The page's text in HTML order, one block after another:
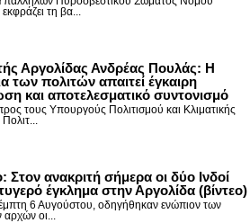
τη βα...
Αργολίδας Ανδρέας Πουλάς: Η
των πολιτών απαιτεί έγκαιρη
και αποτελεσματικό συντονισμό
τους Υπουργούς Πολιτισμού και Κλιματικής
Πολιτ...
Στον ανακριτή σήμερα οι δύο Ινδοί
έγκλημα στην Αργολίδα (βίντεο)
6 Αυγούστου, οδηγήθηκαν ενώπιον των
αρχών οι...